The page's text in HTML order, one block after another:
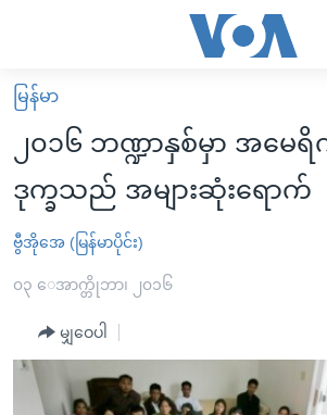
လွယ်ကူ
စေ
Link
များ
ပင်မ
ကျော်
ကြည့်
မူလစာမျက်နှာ
မြန်မာ
ကမ္ဘာ့သတင်းများ
နိုင်ငံတကာ
အစ္စရေး-ပါလက်စတိုင်း
ဗွီဒီယို
သတင်းလွတ်လပ်ခွင့်
အင်္ဂလိပ်စာလေ့လာမယ်
အမေရိကန်သုံးအီဒီယံ
အပတ်စဉ်ကဏ္ဍများ
မြန်မာ
၂၀၁၆ ဘဏ္ဍာနှစ်မှာ အမေ
ဒုက္ခသည် အများဆုံးရောက်
ဗွီအိုအေ (မြန်မာပိုင်း)
၀၃ ေအာက္တိုဘာ၊ ၂၀၁၆
မျှဝေပါ